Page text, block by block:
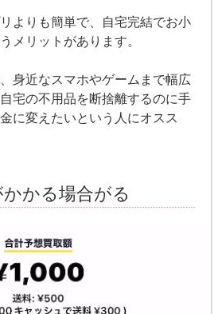
よりも簡単で、自宅完結でお小
メリットがあります。
身近なスマホやゲームまで幅広
宅の不用品を断捨離するのに手
に変えたいという人にオスス
かる場合がる